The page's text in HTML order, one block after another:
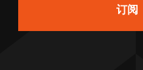
订阅